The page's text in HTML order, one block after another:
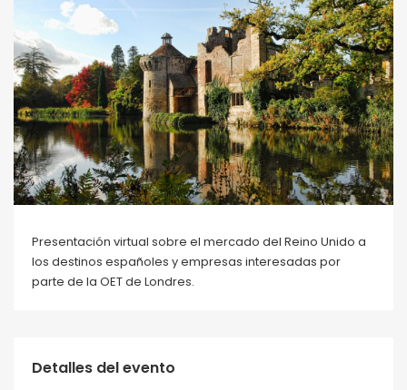
Presentación virtual sobre el mercado del Reino Unido a
los destinos españoles y empresas interesadas por
parte de la OET de Londres.
Detalles del evento